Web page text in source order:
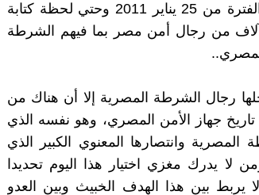
عريضة من الجرائم التي وقعت خلال الفترة من 25 يناير 2011 وحتي لحظة كتابة
من رجال أمن مصر بما فيهم الشرطة
رجال الشرطة المصرية إلا أن هناك من
جهاز الأمن المصري، وهو نفسه الذي
الشرطة المصرية وانتصارها المعنوي الكبير الذي
لا يدرك مغزي اختيار هذا اليوم تحديدا
بين هذا الهدف الخبيث وبين العدو